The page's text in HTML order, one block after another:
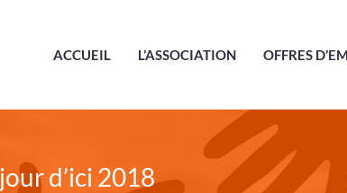
ACCUEIL L’ASSOCIATION OFFRES
d’ici 2018